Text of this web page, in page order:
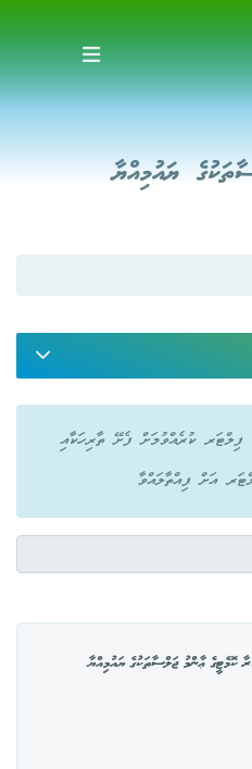
ޔައުމިއްޔާ
ކުރެއްވުމަށް ފެށޭ ތާރިހަކާއި
އަށް ފިއްތާލައްވާ
ކޮމެޓީގެ ޢާންމު ޖަލްސާތަކުގެ ޔައުމިއްޔާ